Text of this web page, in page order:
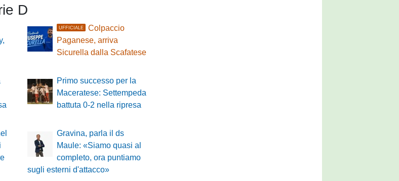
D
UFFICIALE
Colpaccio
Paganese, arriva
Sicurella dalla Scafatese
Primo successo per la
Maceratese: Settempeda
battuta 0-2 nella ripresa
Gravina, parla il ds
Maule: «Siamo quasi al
completo, ora puntiamo
sugli esterni d'attacco»